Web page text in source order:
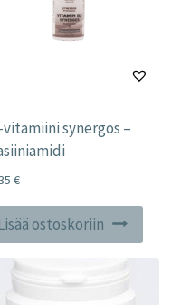
vitamiini synergos –
€
ostoskoriin